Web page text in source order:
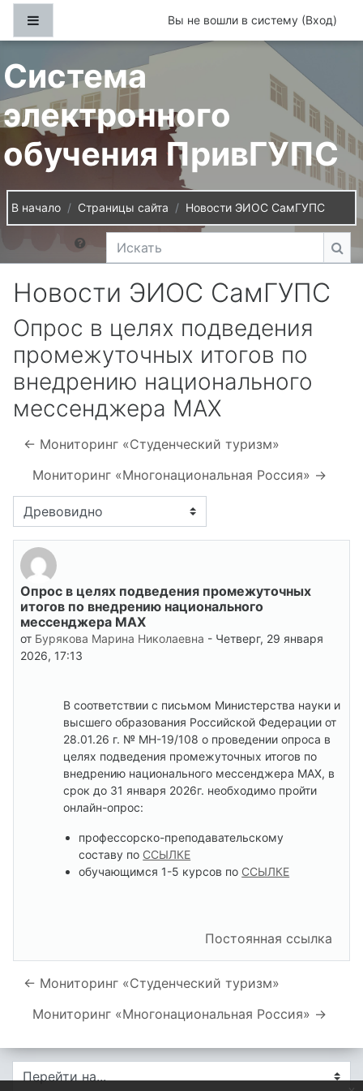
Перейти к основному содержанию
Вы не вошли в систему (Вход)
Система
электронного
обучения ПривГУПС
В начало Страницы сайта Новости ЭИОС СамГУПС
Искать
Новости ЭИОС СамГУПС
Опрос в целях подведения
промежуточных итогов по
внедрению национального
мессенджера МАХ
← Мониторинг «Студенческий туризм»
Мониторинг «Многонациональная Россия» →
Режим отображения
Опрос в целях подведения промежуточных
итогов по внедрению национального
мессенджера МАХ
от Бурякова Марина Николаевна - Четверг, 29 января
2026, 17:13
Количество ответов: 0
В соответствии с письмом Министерства науки и
высшего образования Российской Федерации от
28.01.26 г. № МН-19/108 о проведении опроса в
целях подведения промежуточных итогов по
внедрению национального мессенджера МАХ, в
срок до 31 января 2026г. необходимо пройти
онлайн-опрос:
профессорско-преподавательскому
составу по ССЫЛКЕ
обучающимся 1-5 курсов по ССЫЛКЕ
Постоянная ссылка
← Мониторинг «Студенческий туризм»
Мониторинг «Многонациональная Россия» →
Перейти на...